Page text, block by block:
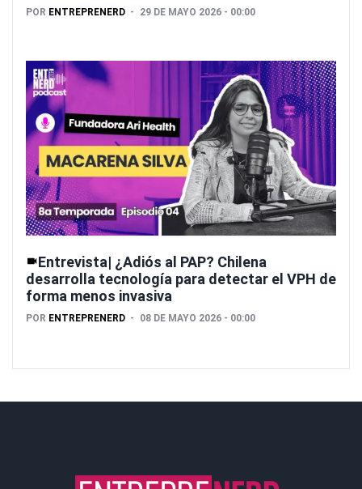
POR ENTREPRENERD 29 DE MAYO 2026 - 00:00
Entrevista| ¿Adiós al PAP? Chilena
desarrolla tecnología para detectar el VPH de
forma menos invasiva
POR ENTREPRENERD 08 DE MAYO 2026 - 00:00